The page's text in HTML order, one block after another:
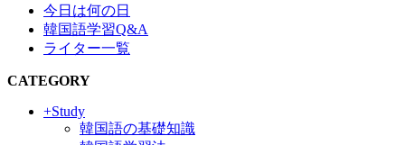
今日は何の日
韓国語学習Q&A
ライター一覧
CATEGORY
+Study
韓国語の基礎知識